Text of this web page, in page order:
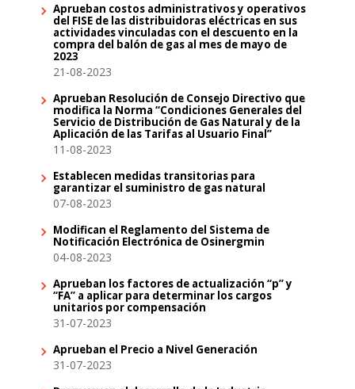
Aprueban costos administrativos y operativos
del FISE de las distribuidoras eléctricas en sus
actividades vinculadas con el descuento en la
compra del balón de gas al mes de mayo de
2023
21-08-2023
Aprueban Resolución de Consejo Directivo que
modifica la Norma “Condiciones Generales del
Servicio de Distribución de Gas Natural y de la
Aplicación de las Tarifas al Usuario Final”
11-08-2023
Establecen medidas transitorias para
garantizar el suministro de gas natural
07-08-2023
Modifican el Reglamento del Sistema de
Notificación Electrónica de Osinergmin
04-08-2023
Aprueban los factores de actualización “p” y
“FA” a aplicar para determinar los cargos
unitarios por compensación
31-07-2023
Aprueban el Precio a Nivel Generación
31-07-2023